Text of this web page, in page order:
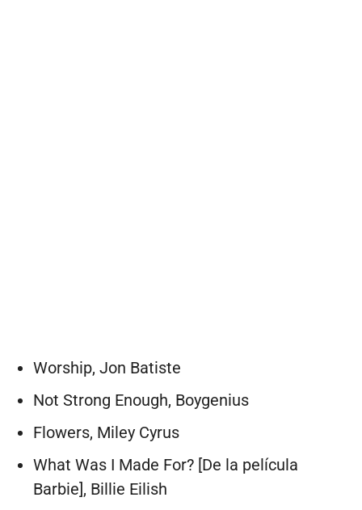
Worship, Jon Batiste
Not Strong Enough, Boygenius
Flowers, Miley Cyrus
What Was I Made For? [De la película
Barbie], Billie Eilish